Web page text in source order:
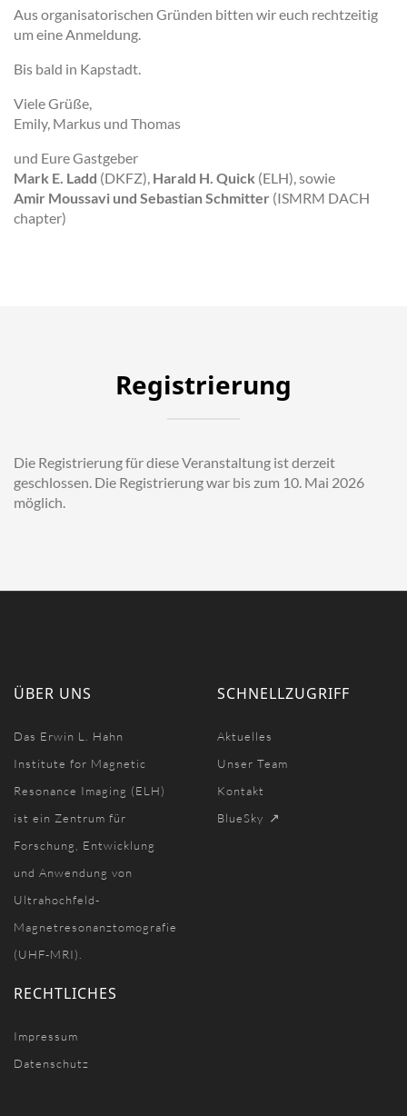
Aus organisatorischen Gründen bitten wir euch rechtzeitig
um eine Anmeldung.
Bis bald in Kapstadt.
Viele Grüße,
Emily, Markus und Thomas
und Eure Gastgeber
Mark E. Ladd (DKFZ), Harald H. Quick (ELH), sowie
Amir Moussavi und Sebastian Schmitter (ISMRM DACH
chapter)
Registrierung
Die Registrierung für diese Veranstaltung ist derzeit
geschlossen. Die Registrierung war bis zum 10. Mai 2026
möglich.
ÜBER UNS
Das Erwin L. Hahn
Institute for Magnetic
Resonance Imaging (ELH)
ist ein Zentrum für
Forschung, Entwicklung
und Anwendung von
Ultrahochfeld-
Magnetresonanztomografie
(UHF-MRI).
SCHNELLZUGRIFF
Aktuelles
Unser Team
Kontakt
BlueSky
RECHTLICHES
Impressum
Datenschutz